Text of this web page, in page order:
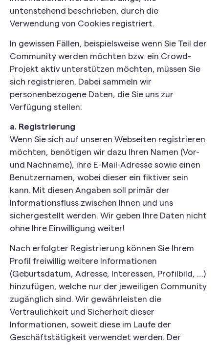
untenstehend beschrieben, durch die
Verwendung von Cookies registriert.
In gewissen Fällen, beispielsweise wenn Sie Teil der
Community werden möchten bzw. ein Crowd-
Projekt aktiv unterstützen möchten, müssen Sie
sich registrieren. Dabei sammeln wir
personenbezogene Daten, die Sie uns zur
Verfügung stellen:
a. Registrierung
Wenn Sie sich auf unseren Webseiten registrieren
möchten, benötigen wir dazu Ihren Namen (Vor-
und Nachname), ihre E-Mail-Adresse sowie einen
Benutzernamen, wobei dieser ein fiktiver sein
kann. Mit diesen Angaben soll primär der
Informationsfluss zwischen Ihnen und uns
sichergestellt werden. Wir geben Ihre Daten nicht
ohne Ihre Einwilligung weiter!
Nach erfolgter Registrierung können Sie Ihrem
Profil freiwillig weitere Informationen
(Geburtsdatum, Adresse, Interessen, Profilbild, …)
hinzufügen, welche nur der jeweiligen Community
zugänglich sind. Wir gewährleisten die
Vertraulichkeit und Sicherheit dieser
Informationen, soweit diese im Laufe der
Geschäftstätigkeit verwendet werden. Der